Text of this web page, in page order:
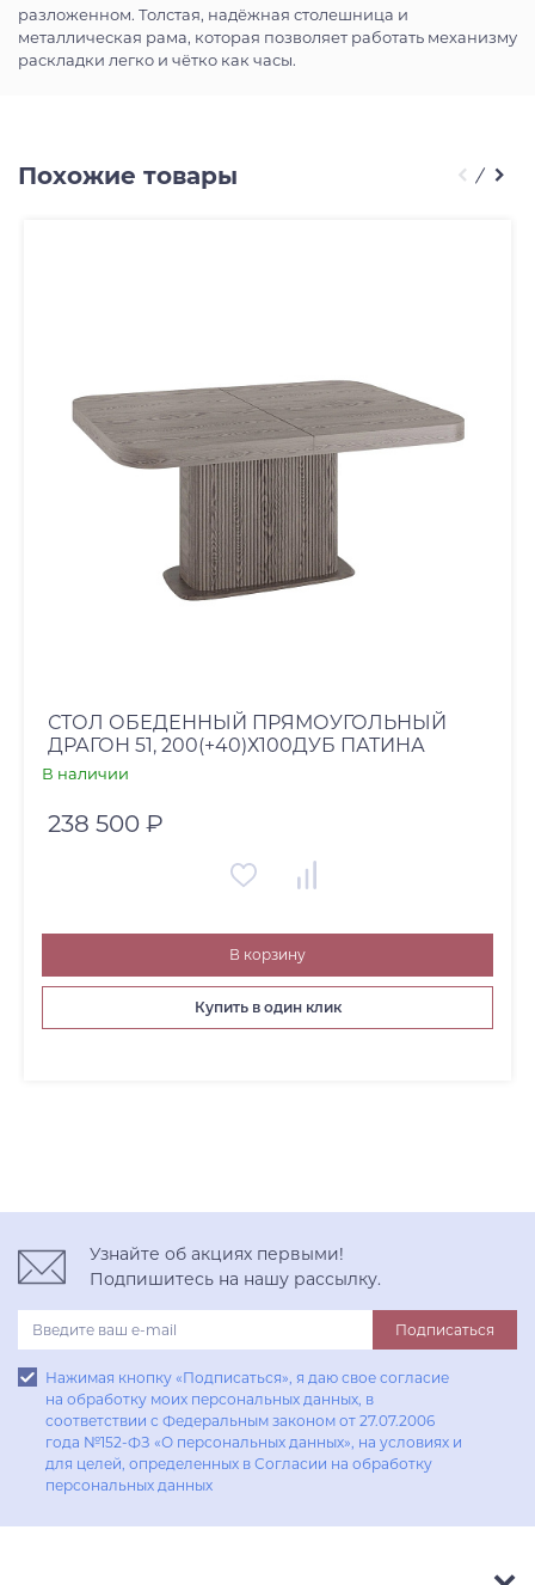
разложенном. Толстая, надёжная столешница и
металлическая рама, которая позволяет работать механизму
раскладки легко и чётко как часы.
Похожие товары
СТОЛ ОБЕДЕННЫЙ ПРЯМОУГОЛЬНЫЙ
ДРАГОН 51, 200(+40)Х100ДУБ ПАТИНА
В наличии
238 500 ₽
В корзину
Купить в один клик
Узнайте об акциях первыми!
Подпишитесь на нашу рассылку.
Подписаться
Нажимая кнопку «Подписаться», я даю свое согласие
на обработку моих персональных данных, в
соответствии с Федеральным законом от 27.07.2006
года №152-ФЗ «О персональных данных», на условиях и
для целей, определенных в Согласии на обработку
персональных данных